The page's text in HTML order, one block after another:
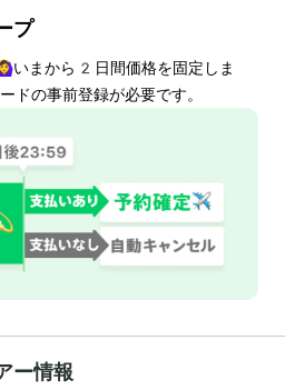
プ
いまから 2 日間価格を固定しま
ドの事前登録が必要です。
ー情報